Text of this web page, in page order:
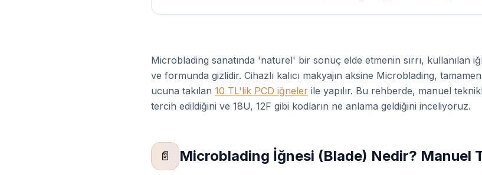
Microblading sanatında 'naturel' bir sonuç elde etmenin sırrı, kullanılan
ve formunda gizlidir. Cihazlı kalıcı makyajın aksine Microblading,
ucuna takılan 10 TL'lik PCD iğneler ile yapılır. Bu rehberde, manuel
tercih edildiğini ve 18U, 12F gibi kodların ne anlama geldiğini inceliyoruz.
📄 Microblading İğnesi (Blade) Nedir? Manuel